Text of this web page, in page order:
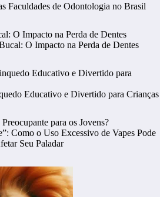
Faculdades de Odontologia no Brasil
O Impacto na Perda de Dentes
Educativo e Divertido para Crianças
Como o Uso Excessivo de Vapes Pode
Seu Paladar